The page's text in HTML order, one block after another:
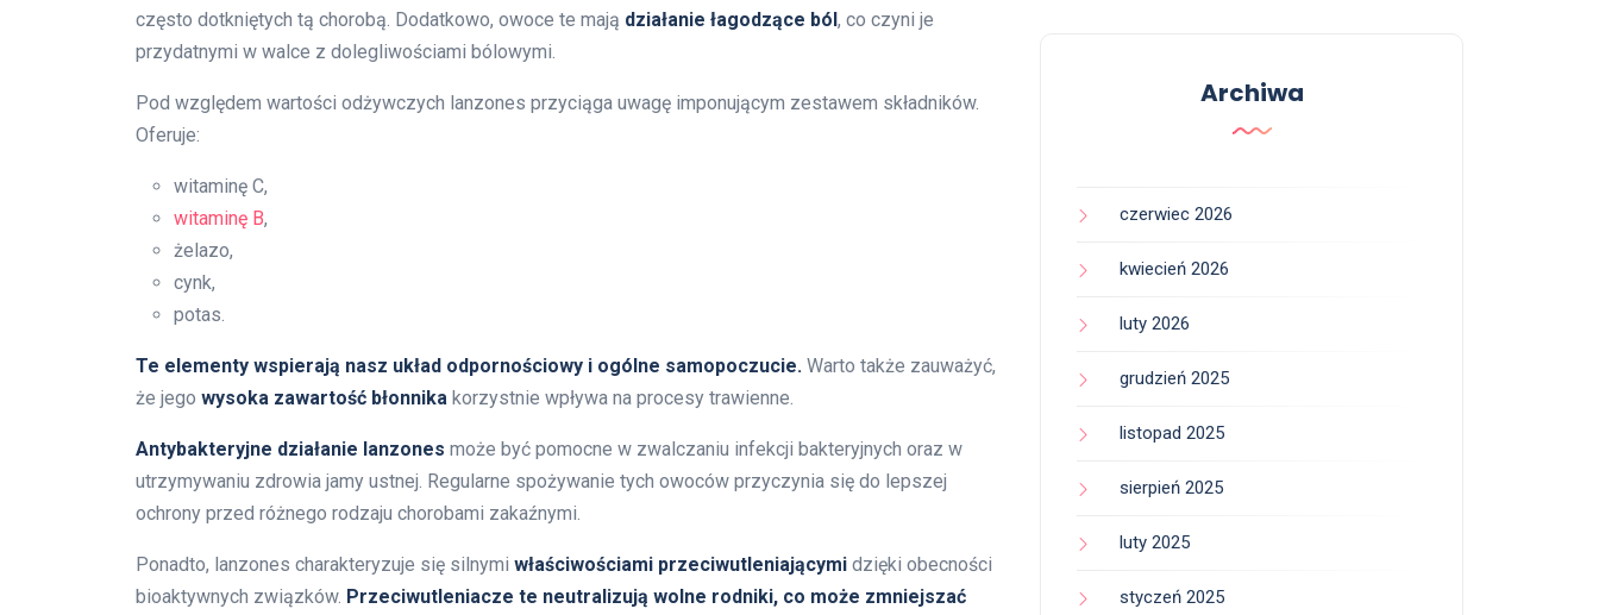
często dotkniętych tą chorobą. Dodatkowo, owoce te mają działanie łagodzące ból, co czyni je
przydatnymi w walce z dolegliwościami bólowymi.
Pod względem wartości odżywczych lanzones przyciąga uwagę imponującym zestawem składników.
Oferuje:
witaminę C,
witaminę B,
żelazo,
cynk,
potas.
Te elementy wspierają nasz układ odpornościowy i ogólne samopoczucie. Warto także zauważyć,
że jego wysoka zawartość błonnika korzystnie wpływa na procesy trawienne.
Antybakteryjne działanie lanzones może być pomocne w zwalczaniu infekcji bakteryjnych oraz w
utrzymywaniu zdrowia jamy ustnej. Regularne spożywanie tych owoców przyczynia się do lepszej
ochrony przed różnego rodzaju chorobami zakaźnymi.
Ponadto, lanzones charakteryzuje się silnymi właściwościami przeciwutleniającymi dzięki obecności
bioaktywnych związków. Przeciwutleniacze te neutralizują wolne rodniki, co może zmniejszać
Archiwa
czerwiec 2026
kwiecień 2026
luty 2026
grudzień 2025
listopad 2025
sierpień 2025
luty 2025
styczeń 2025